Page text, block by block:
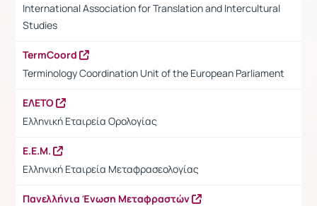
International Association for Translation and Intercultural
Studies
TermCoord
Terminology Coordination Unit of the European Parliament
ΕΛΕΤΟ
Ελληνική Εταιρεία Ορολογίας
Ε.Ε.Μ.
Ελληνική Εταιρεία Μεταφρασεολογίας
Πανελλήνια Ένωση Μεταφραστών